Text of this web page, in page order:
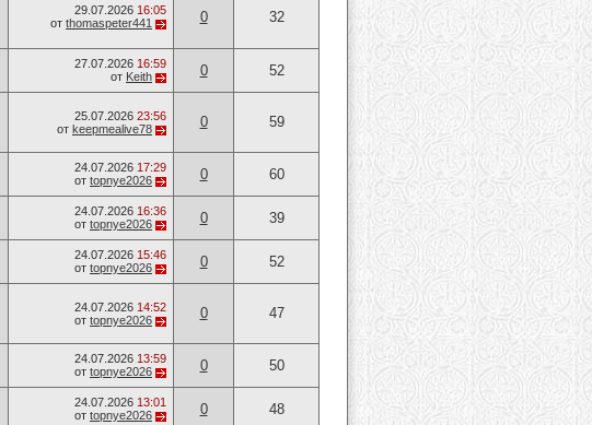
29.07.2026 16:05
от thomaspeter441 0 32
27.07.2026 16:59
от Keith 0 52
25.07.2026 23:56
от keepmealive78 0 59
24.07.2026 17:29
от topnye2026 0 60
24.07.2026 16:36
от topnye2026 0 39
24.07.2026 15:46
от topnye2026 0 52
24.07.2026 14:52
от topnye2026 0 47
24.07.2026 13:59
от topnye2026 0 50
24.07.2026 13:01
от topnye2026 0 48